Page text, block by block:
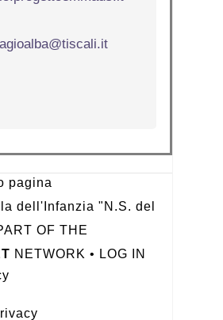
pagina
dell'Infanzia "N.S. del
OF THE
NETWORK • LOG IN